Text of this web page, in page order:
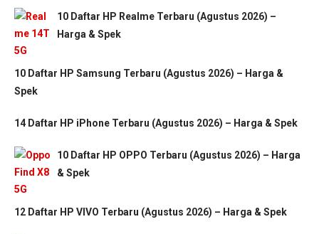
10 Daftar HP Realme Terbaru (Agustus 2026) –
Harga & Spek
10 Daftar HP Samsung Terbaru (Agustus 2026) – Harga &
Spek
14 Daftar HP iPhone Terbaru (Agustus 2026) – Harga & Spek
10 Daftar HP OPPO Terbaru (Agustus 2026) – Harga
& Spek
12 Daftar HP VIVO Terbaru (Agustus 2026) – Harga & Spek